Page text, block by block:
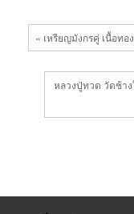
« เหรียญมังกรคู่ เนื้อท
หลวงปู่ทวด วัดช้าง